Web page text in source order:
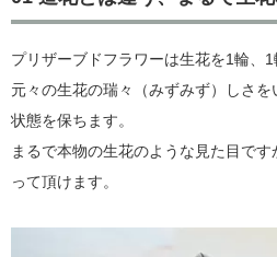
プリザーブドフラワーは生花を1輪、1
元々の生花の瑞々（みずみず）しさ
状態を保ちます。
まるで本物の生花のような見た目で
って頂けます。